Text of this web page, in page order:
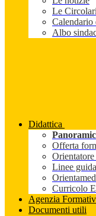
Le Circolari
Calendario
Albo
Didattica
Offerta
Linee
Curricolo
Agenzia
Documenti utili